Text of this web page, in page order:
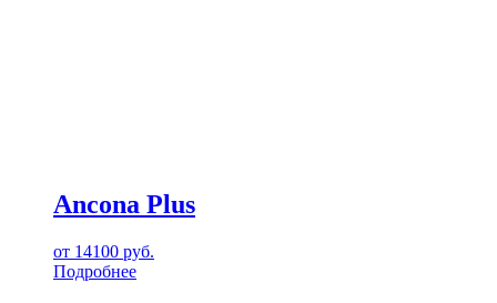
Ancona Plus
от 14100 руб.
Подробнее